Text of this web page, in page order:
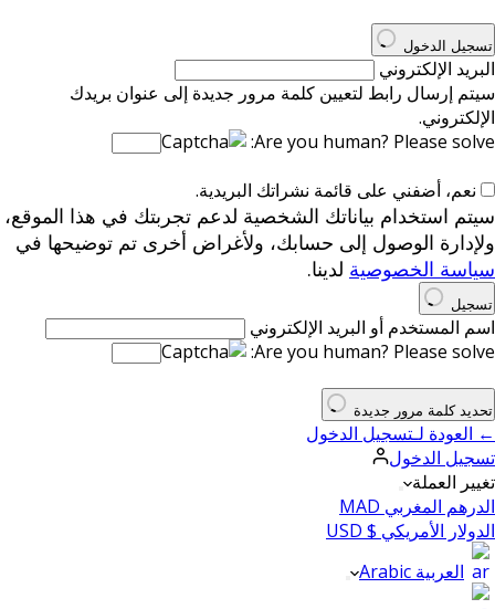
تسجيل الدخول
البريد الإلكتروني
سيتم إرسال رابط لتعيين كلمة مرور جديدة إلى عنوان بريدك
الإلكتروني.
Are you human? Please solve:
نعم، أضفني على قائمة نشراتك البريدية.
سيتم استخدام بياناتك الشخصية لدعم تجربتك في هذا الموقع،
ولإدارة الوصول إلى حسابك، ولأغراض أخرى تم توضيحها في
سياسة الخصوصية لدينا.
تسجيل
اسم المستخدم أو البريد الإلكتروني
Are you human? Please solve:
تحديد كلمة مرور جديدة
← العودة لـتسجيل الدخول
تسجيل الدخول
تغيير العملة
الدرهم المغربي MAD
الدولار الأمريكي $ USD
العربية Arabic